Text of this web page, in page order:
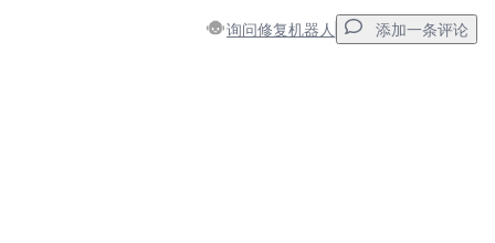
询问修复机器人 添加一条评论